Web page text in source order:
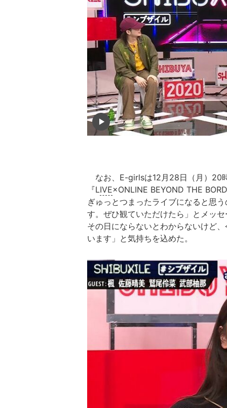
なお、E-girlsは12月28日（月）20
『LIVE×ONLINE BEYOND THE
ぎゅっとつまったライブになると思
す。ぜひ観ていただけたら」とメッ
その日にならないとわからないけど
います」と気持ちを込めた。